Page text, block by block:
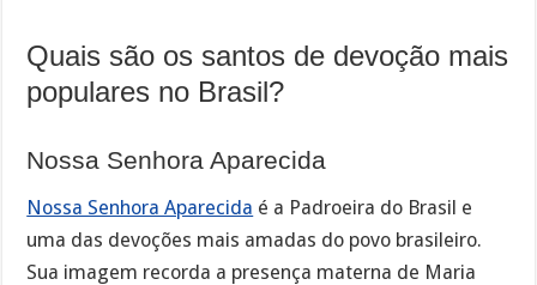
Quais são os santos de devoção mais
populares no Brasil?
Nossa Senhora Aparecida
Nossa Senhora Aparecida é a Padroeira do Brasil e
uma das devoções mais amadas do povo brasileiro.
Sua imagem recorda a presença materna de Maria